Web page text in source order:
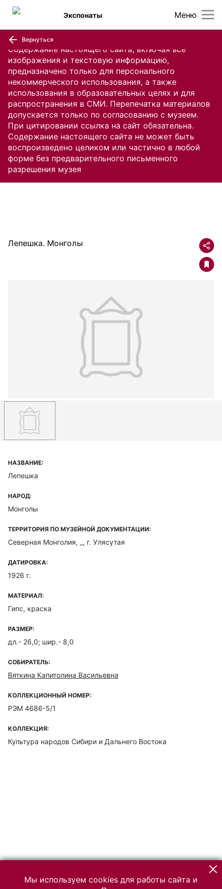
Содержание настоящего сайта, включая все
изображения и текстовую информацию,
предназначено только для персонального
некоммерческого использования, а также
использования в образовательных целях и для
распространения в СМИ. Перепечатка материалов
допускается только по согласованию с музеем.
При цитировании ссылка на сайт обязательна.
Содержание настоящего сайта не может быть
воспроизведено целиком или частично в любой
форме без предварительного письменного
разрешения музея
Меню
Экспонаты
Вернуться
Лепешка. Монголы
НАЗВАНИЕ:
Лепешка
НАРОД:
Монголы
ТЕРРИТОРИЯ ПО МУЗЕЙНОЙ ДОКУМЕНТАЦИИ:
Северная Монголия, _, г. Улясутая
ДАТИРОВКА:
1926 г.
МАТЕРИАЛ:
Гипс, краска
РАЗМЕР:
дл.- 26,0; шир.- 8,0
СОБИРАТЕЛЬ:
Вяткина Капитолина Васильевна
КОЛЛЕКЦИОННЫЙ НОМЕР:
РЭМ 4686-5/1
КОЛЛЕКЦИЯ:
Культура народов Сибири и Дальнего Востока
Мы используем cookies для работы сайта и